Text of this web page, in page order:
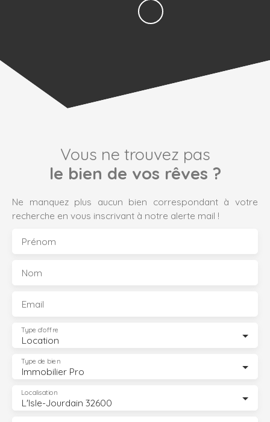
Vous ne trouvez pas
le bien de vos rêves ?
Ne manquez plus aucun bien correspondant à votre
recherche en vous inscrivant à notre alerte mail !
Prénom
Nom
Email
Location
Type d'offre
Immobilier Pro
Type de bien
L'Isle-Jourdain 32600
Localisation